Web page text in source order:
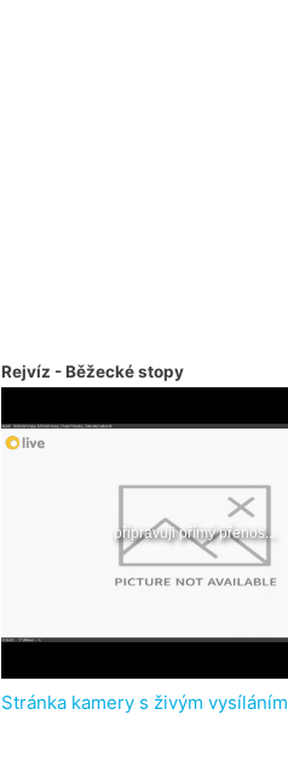
Rejvíz - Běžecké stopy
Stránka kamery s živým vysíláním